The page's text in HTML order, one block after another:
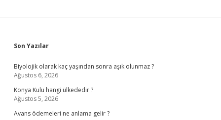
Sidebar
Son Yazılar
Biyolojik olarak kaç yaşından sonra aşık olunmaz ?
Ağustos 6, 2026
Konya Kulu hangi ülkededir ?
Ağustos 5, 2026
Avans ödemeleri ne anlama gelir ?